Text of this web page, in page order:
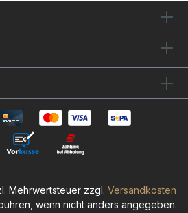
Mehrwertsteuer zzgl. Versandkosten
wenn nicht anders angegeben.